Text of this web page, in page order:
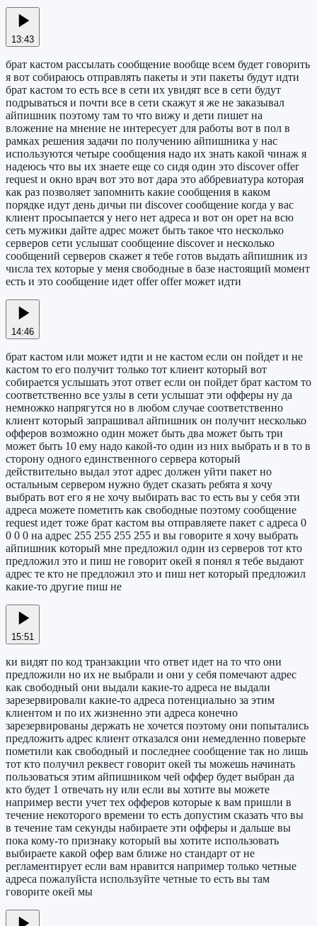
13:43
брат кастом рассылать сообщение вообще всем будет говорить
я вот собираюсь отправлять пакеты и эти пакеты будут идти
брат кастом то есть все в сети их увидят все в сети будут
подрываться и почти все в сети скажут я же не заказывал
айпишник поэтому там то что вижу и дети пишет на
вложение на мнение не интересует для работы вот в пол в
рамках решения задачи по получению айпишника у нас
используются четыре сообщения надо их знать какой чинаж я
надеюсь что вы их знаете еще со сидя один это discover offer
request и окно врач вот это вот дара это аббревиатура которая
как раз позволяет запомнить какие сообщения в каком
порядке идут день дичьи пи discover сообщение когда у вас
клиент просыпается у него нет адреса и вот он орет на всю
сеть мужики дайте адрес может быть такое что несколько
серверов сети услышат сообщение discover и несколько
сообщений серверов скажет я тебе готов выдать айпишник из
числа тех которые у меня свободные в базе настоящий момент
есть и это сообщение идет offer offer может идти
14:46
брат кастом или может идти и не кастом если он пойдет и не
кастом то его получит только тот клиент который вот
собирается услышать этот ответ если он пойдет брат кастом то
соответственно все узлы в сети услышат эти офферы ну да
немножко напрягутся но в любом случае соответственно
клиент который запрашивал айпишник он получит несколько
офферов возможно один может быть два может быть три
может быть 10 ему надо какой-то один из них выбрать и в то в
сторону одного единственного сервера который
действительно выдал этот адрес должен уйти пакет но
остальным сервером нужно будет сказать ребята я хочу
выбрать вот его я не хочу выбирать вас то есть вы у себя эти
адреса можете пометить как свободные поэтому сообщение
request идет тоже брат кастом вы отправляете пакет с адреса 0
0 0 0 на адрес 255 255 255 255 и вы говорите я хочу выбрать
айпишник который мне предложил один из серверов тот кто
предложил это и пиш не говорит окей я понял я тебе выдают
адрес те кто не предложил это и пиш нет который предложил
какие-то другие пиш не
15:51
ки видят по код транзакции что ответ идет на то что они
предложили но их не выбрали и они у себя помечают адрес
как свободный они выдали какие-то адреса не выдали
зарезервировали какие-то адреса потенциально за этим
клиентом и по их жизненно эти адреса конечно
зарезервированы держать не хочется поэтому они попытались
предложить адрес клиент отказался они немедленно поверьте
пометили как свободный и последнее сообщение так но лишь
тот кто получил реквест говорит окей ты можешь начинать
пользоваться этим айпишником чей оффер будет выбран да
кто будет 1 отвечать ну или если вы хотите вы можете
например вести учет тех офферов которые к вам пришли в
течение некоторого времени то есть допустим сказать что вы
в течение там секунды набираете эти офферы и дальше вы
пока кому-то признаку который вы хотите использовать
выбираете какой офер вам ближе но стандарт от не
регламентирует если вам нравится например только четные
адреса пожалуйста используйте четные то есть вы там
говорите окей мы